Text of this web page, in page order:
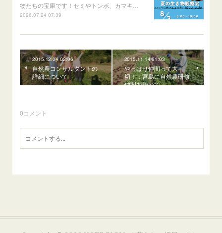
物たちの宝庫です！セミやトンボ、カマキ…
2026.07.24 07:39
2015.12.04 02:06
自然農コンサルタントの
詳細について
2015.11.14 01:03
やっぱり仲間って大
切！：宮島に自然農研修
仲間を訪ねて
0コメント